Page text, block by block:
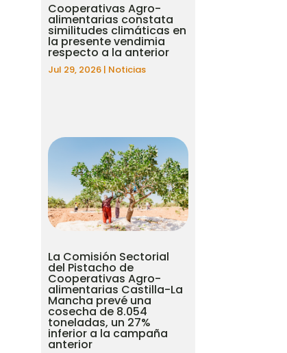
Cooperativas Agro-
alimentarias constata
similitudes climáticas en
la presente vendimia
respecto a la anterior
Jul 29, 2026 | Noticias
La Comisión Sectorial
del Pistacho de
Cooperativas Agro-
alimentarias Castilla-La
Mancha prevé una
cosecha de 8.054
toneladas, un 27%
inferior a la campaña
anterior